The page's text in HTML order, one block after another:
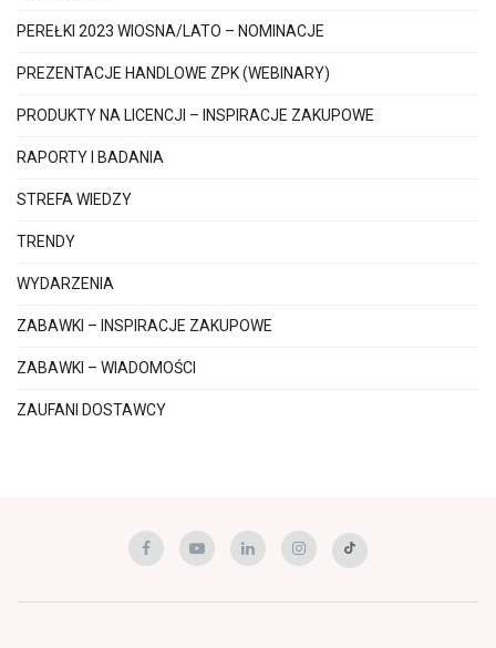
PEREŁKI 2023 WIOSNA/LATO – NOMINACJE
PREZENTACJE HANDLOWE ZPK (WEBINARY)
PRODUKTY NA LICENCJI – INSPIRACJE ZAKUPOWE
RAPORTY I BADANIA
STREFA WIEDZY
TRENDY
WYDARZENIA
ZABAWKI – INSPIRACJE ZAKUPOWE
ZABAWKI – WIADOMOŚCI
ZAUFANI DOSTAWCY